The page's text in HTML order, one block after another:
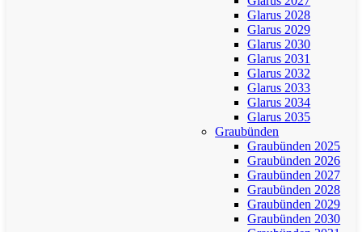
Glarus 2028
Glarus 2029
Glarus 2030
Glarus 2031
Glarus 2032
Glarus 2033
Glarus 2034
Glarus 2035
Graubünden
Graubünden 2025
Graubünden 2026
Graubünden 2027
Graubünden 2028
Graubünden 2029
Graubünden 2030